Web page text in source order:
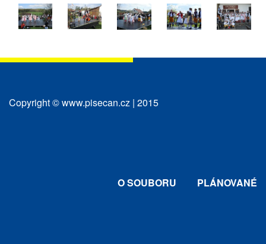
Copyright © www.pisecan.cz | 2015
O SOUBORU PLÁNOVANÉ